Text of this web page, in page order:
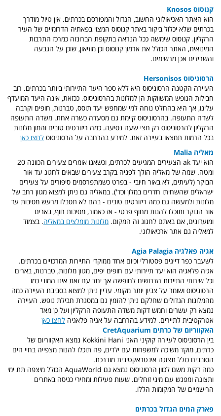
קנוסוס Knosos
הוא האתר האכיאולוגי החשוב, הגדול והמפורסם בכרתים. אין טיול מודרך
בכרתים שלא יכלול ביקור באתר קנוסוס המצוי בפאתיה הדרומיים של העיר
הרקליון. קנוסוס שימשה ככל הנראה בתקופת הברונזה כמרכז התרבות
המינואית, האתר הכולל את ארמון קנוסוס וכן מוזיאון, שוכן על הגבעה
והשרידים אכן מרשימים.
הרסוניסוס Hersonisos
העיירה הקטנה הרסוניסוס היא ללא ספר היעד התיירותי ביותר בכרתים. רוב
חבילות הנופש המשווקות הן למלונות בהרסוניסוס. ככזאת, אינה היעד המועדף
עלינו, אך היא בהחלט נוחה למי שמחפש יעד תוסס, טברנות, חופים וקרבה
לשדה התעופה. בהרסוניסוס קיימת גם מסעדה כשרה אחת. משדה התעופה
הרקליון להרסוניסוס רק חצי שעה נסיעה. כמה ריזורטים טובים והמון מלונות
בכל הרמות תמצאו בעיירה זאת. למידע בהרחבה על הרסוניסוס לחצו כאן
מאליה Malia
הוא יעד ak הצעירים המגיעים לכרתים, וכשאנו אומרים צעירים הכוונה 20
ומטה. שמה של מאליה הולך לפניה בקרב צעירים שבאים לחגוג עד אור
הבוקר (לעיתים, לא באור חיובי - בפרט כשמתפרסמים סיפורים על צעירים
ישראלים שהשחיתו חדרים במלון וכד'). במאליה גם ניתן למצוא מגוון רחב של
מלונות ולמעשה גם כמה ריזורטים טובים - בהם לא תסבלו מרעש מסיבות עד
אור הבוקר ותוכלו להנות מחוף פרטי - אז כאמור, מסיבות חוף, בארים
ומועדונים, אם באתם לחגוג זה המקום. מלונות מומלצים במאליה. בצמוד
למאליה גם אתר ארכיאולוגי.
אגיה פאלגיה Agia Palagia
לשעבר כפר דייגים פסטורלי וכיום אחד ממוקדי התיירות המרכזיים בכרתים.
אגיה פלאגיה הוא יעד תיירותי עם חופים יפים, מגוון מלונות, טברנות, בארים
וכל שירותי התיירות הדרושים לחופשה אך יחד עם זאת אינו המוני כמו
הרסוניסוס ושומר על צביון יותר מקומי. עדיין ניתן למצוא בסביבת העיירה כמה
מהמלונות הגדולים שחלקם ניתן להזמין גם במסגרת חבילת נופש. העיירה
נמצא רק עשרים וחמש דקות משדה התעופה הרקליון ועל כן מאד
אטרקטיבית לתיירים. למידע בהרחבה על אגיה פלאגיה לחצו כאן
האקווריום של כרתים CretAquarium
בין הרסוניסוס לעיירה קוקיני האני Kokkini Hani נמצא האקווריום של
כרתים, מוקד משיכה למשפחות עם ילדים, פה תוכלו להנות מצפייה בחיי הים
הסובבים כולל תצוגה אינטראקטיבית מודרכת.
כמה דקות משם לכוון הרסוניסוס נמצא גם AquaWorld הכולל מיצפה תת ימי
ותצוגה ומפגש עם מיני זוחלים. שעות פעילות ומחירי כניסה באתרים
הרישמיים של המקומות הללו.
פארק המים הגדול בכרתים